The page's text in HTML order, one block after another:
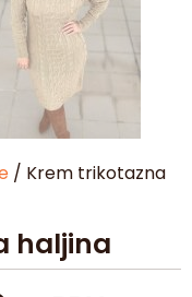
/ Krem trikotazna
haljina